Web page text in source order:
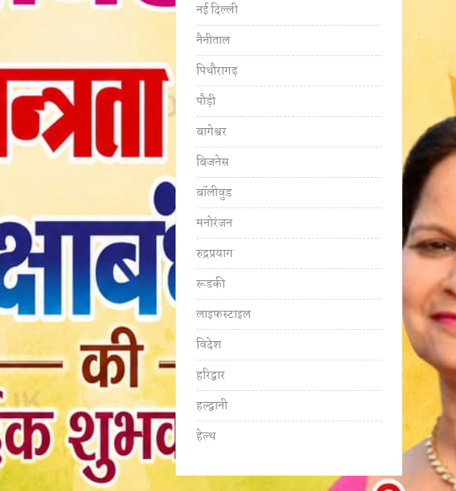
नई दिल्ली
नैनीताल
पिथौरागढ़
पौड़ी
बागेश्वर
बिजनेस
बॉलीवुड
मनोरंजन
रुद्रप्रयाग
रूडकी
लाइफस्टाइल
विदेश
हरिद्वार
हल्द्वानी
हेल्थ